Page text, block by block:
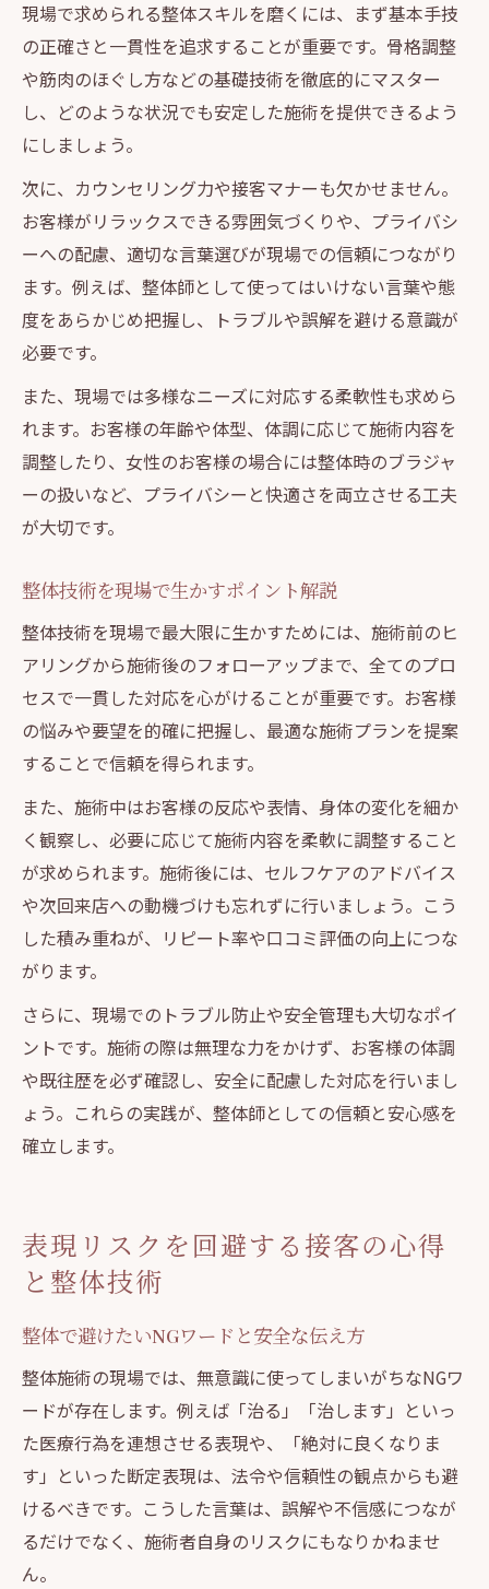
現場で求められる整体スキルを磨くには、まず基本手技
の正確さと一貫性を追求することが重要です。骨格調整
や筋肉のほぐし方などの基礎技術を徹底的にマスター
し、どのような状況でも安定した施術を提供できるよう
にしましょう。
次に、カウンセリング力や接客マナーも欠かせません。
お客様がリラックスできる雰囲気づくりや、プライバシ
ーへの配慮、適切な言葉選びが現場での信頼につながり
ます。例えば、整体師として使ってはいけない言葉や態
度をあらかじめ把握し、トラブルや誤解を避ける意識が
必要です。
また、現場では多様なニーズに対応する柔軟性も求めら
れます。お客様の年齢や体型、体調に応じて施術内容を
調整したり、女性のお客様の場合には整体時のブラジャ
ーの扱いなど、プライバシーと快適さを両立させる工夫
が大切です。
整体技術を現場で生かすポイント解説
整体技術を現場で最大限に生かすためには、施術前のヒ
アリングから施術後のフォローアップまで、全てのプロ
セスで一貫した対応を心がけることが重要です。お客様
の悩みや要望を的確に把握し、最適な施術プランを提案
することで信頼を得られます。
また、施術中はお客様の反応や表情、身体の変化を細か
く観察し、必要に応じて施術内容を柔軟に調整すること
が求められます。施術後には、セルフケアのアドバイス
や次回来店への動機づけも忘れずに行いましょう。こう
した積み重ねが、リピート率や口コミ評価の向上につな
がります。
さらに、現場でのトラブル防止や安全管理も大切なポイ
ントです。施術の際は無理な力をかけず、お客様の体調
や既往歴を必ず確認し、安全に配慮した対応を行いまし
ょう。これらの実践が、整体師としての信頼と安心感を
確立します。
表現リスクを回避する接客の心得
と整体技術
整体で避けたいNGワードと安全な伝え方
整体施術の現場では、無意識に使ってしまいがちなNGワ
ードが存在します。例えば「治る」「治します」といっ
た医療行為を連想させる表現や、「絶対に良くなりま
す」といった断定表現は、法令や信頼性の観点からも避
けるべきです。こうした言葉は、誤解や不信感につなが
るだけでなく、施術者自身のリスクにもなりかねませ
ん。